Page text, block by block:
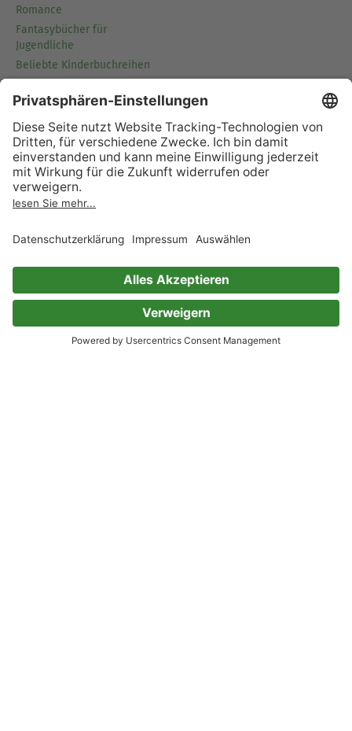
Romance
Fantasybücher für
Jugendliche
Beliebte Kinderbuchreihen
Bücher über Einhörner
Wissensbücher für Kinder
Bleibe mit uns in Kontakt
Support
Facebook
Instagram
Pinterest